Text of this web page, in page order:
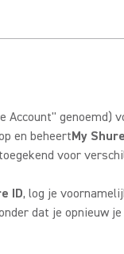
Account" genoemd)
en beheertMy
voor
ID, log je
dat je opnieuw